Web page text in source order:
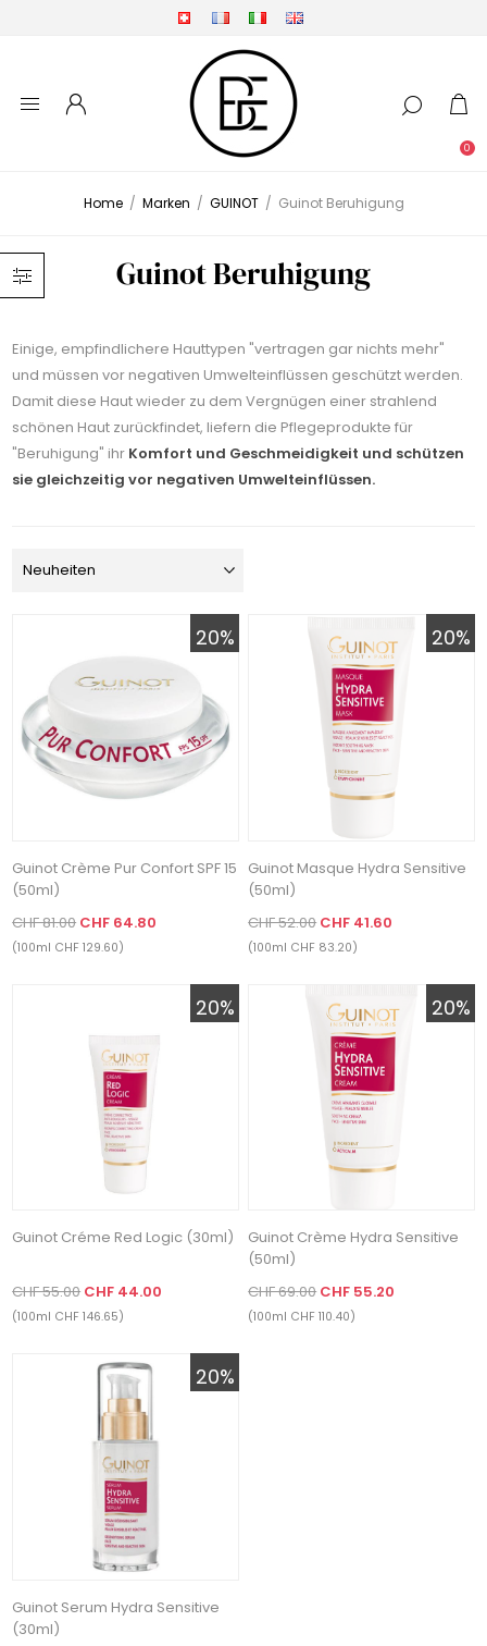
0
Home / Marken / GUINOT / Guinot Beruhigung
Guinot Beruhigung
Einige, empfindlichere Hauttypen "vertragen gar nichts mehr"
und müssen vor negativen Umwelteinflüssen geschützt werden.
Damit diese Haut wieder zu dem Vergnügen einer strahlend
schönen Haut zurückfindet, liefern die Pflegeprodukte für
"Beruhigung" ihr Komfort und Geschmeidigkeit und schützen
sie gleichzeitig vor negativen Umwelteinflüssen.
20%
Guinot Crème Pur Confort SPF 15
(50ml)
CHF 81.00 CHF 64.80
(100ml CHF 129.60)
20%
Guinot Masque Hydra Sensitive
(50ml)
CHF 52.00CHF 41.60
(100ml CHF 83.20)
20%
Guinot Créme Red Logic (30ml)
CHF 55.00 CHF 44.00
(100ml CHF 146.65)
20%
Guinot Crème Hydra Sensitive
(50ml)
CHF 69.00CHF 55.20
(100ml CHF 110.40)
20%
Guinot Serum Hydra Sensitive
(30ml)